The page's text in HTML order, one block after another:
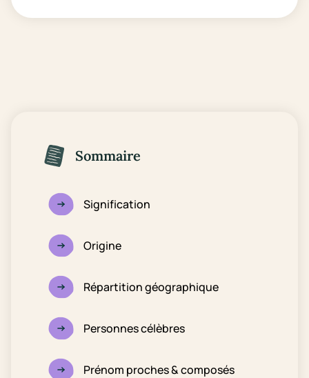
Sommaire
Signification
Origine
Répartition géographique
Personnes célèbres
Prénom proches & composés